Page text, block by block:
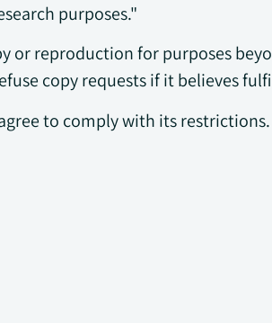
purposes."
or reproduction for purposes
copy requests if it believes
to comply with its restrictions.